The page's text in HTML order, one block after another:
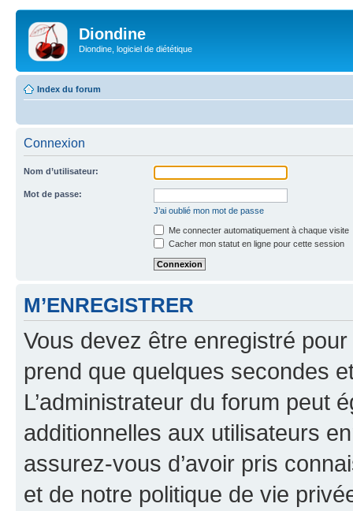
Diondine
Diondine, logiciel de diététique
Index du forum
Connexion
Nom d’utilisateur:
Mot de passe:
J’ai oublié mon mot de passe
Me connecter automatiquement à chaque visite
Cacher mon statut en ligne pour cette session
M’ENREGISTRER
Vous devez être enregistré
prend que quelques secondes
L’administrateur du forum peut
additionnelles aux utilisateurs
assurez-vous d’avoir pris
et de notre politique de vie